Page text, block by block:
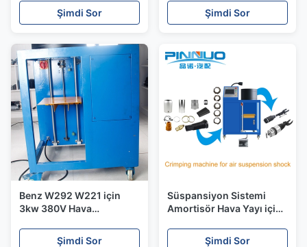
220V 380V
Şimdi Sor
tamir onarmak için
kullanın
Şimdi Sor
Benz W292 W221 için
3kw 380V Hava
Makinesi
Şimdi Sor
Süspansiyon Sistemi
Amortisör Hava Yayı için
Sıkma Makinesi
Şimdi Sor